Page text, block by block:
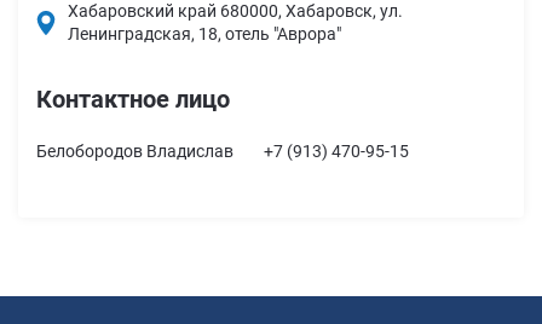
Хабаровский край 680000, Хабаровск, ул.
Ленинградская, 18, отель "Аврора"
Контактное лицо
Белобородов Владислав +7 (913) 470-95-15